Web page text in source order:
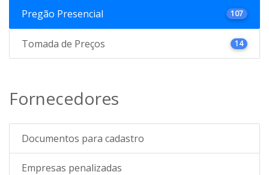
Pregão Presencial 107
Tomada de Preços 14
Fornecedores
Documentos para cadastro
Empresas penalizadas